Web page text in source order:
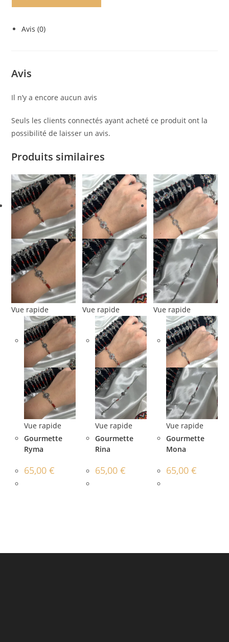
Avis (0)
Avis
Il n’y a encore aucun avis
Seuls les clients connectés ayant acheté ce produit ont la
possibilité de laisser un avis.
Produits similaires
Vue rapide
Vue rapide
Gourmette
Ryma
65,00€
Vue rapide
Vue rapide
Gourmette
Rina
65,00 €
Vue rapide
Vue rapide
Gourmette
Mona
65,00 €